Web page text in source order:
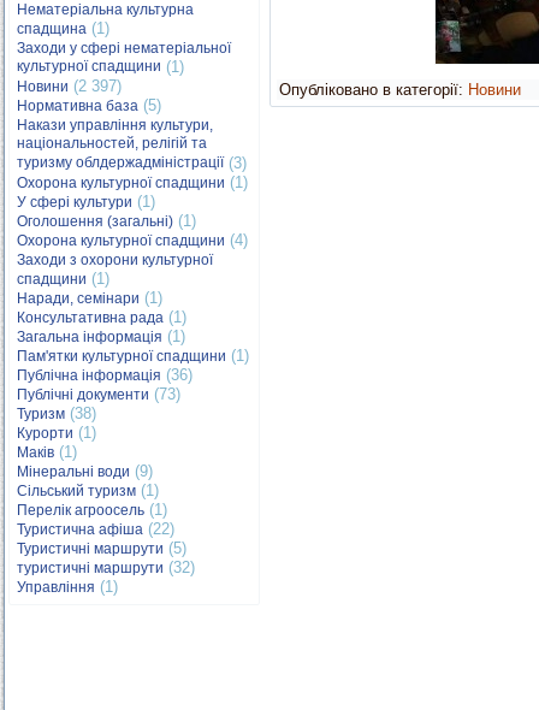
Нематеріальна культурна
спадщина (1)
Заходи у сфері нематеріальної
культурної спадщини (1)
Новини (2 397)
Нормативна база (5)
Накази управління культури,
національностей, релігій та
туризму облдержадміністрації(3)
Охорона культурної спадщини (1)
У сфері культури (1)
Оголошення (загальні) (1)
Охорона культурної спадщини (4)
Заходи з охорони культурної
спадщини (1)
Наради, семінари (1)
Консультативна рада (1)
Загальна інформація (1)
Пам'ятки культурної спадщини (1)
Публічна інформація (36)
Публічні документи (73)
Туризм (38)
Курорти (1)
Маків (1)
Мінеральні води (9)
Сільський туризм (1)
Перелік агроосель (1)
Туристична афіша (22)
Туристичні маршрути (5)
туристичні маршрути (32)
Управління (1)
Опубліковано в категорії: Новини